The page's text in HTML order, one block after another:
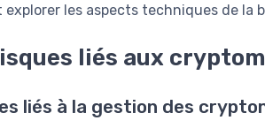
les aspects techniques de la
liés aux
liés à la gestion des